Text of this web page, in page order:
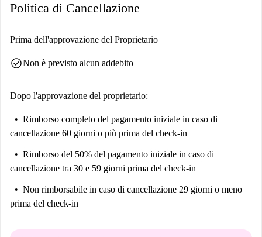
Politica di Cancellazione
Prima dell'approvazione del Proprietario
check_circleNon è previsto alcun addebito
Dopo l'approvazione del proprietario:
Rimborso completo del pagamento iniziale in caso di
cancellazione 60 giorni o più prima del check-in
Rimborso del 50% del pagamento iniziale in caso di
cancellazione tra 30 e 59 giorni prima del check-in
Non rimborsabile in caso di cancellazione 29 giorni o meno
prima del check-in